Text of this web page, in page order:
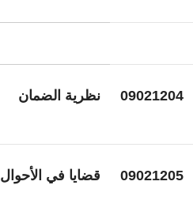
09021204 نظرية الضمان
09021205 قضايا في